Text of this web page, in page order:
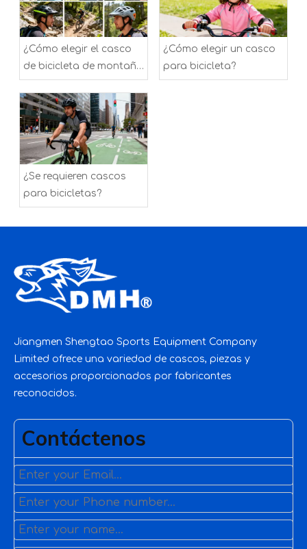
¿Cómo elegir el casco
de bicicleta de montaña
adecuado?
¿Cómo elegir un casco
para bicicleta?
¿Se requieren cascos
para bicicletas?
Jiangmen Shengtao Sports Equipment Company
Limited ofrece una variedad de cascos, piezas y
accesorios proporcionados por fabricantes
reconocidos.
Contáctenos